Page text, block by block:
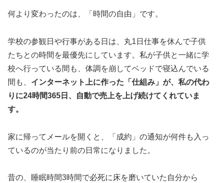
何より変わったのは、「時間の自由」です。
学校の参観日や行事がある日は、丸1日仕事を休んで子供
たちとの時間を最優先にしています。私が子供と一緒に学
校へ行っている間も、体調を崩してベッドで寝込んでいる
間も、 インターネット上に作った「仕組み」が、私の代わ
りに24時間365日、自動で売上を上げ続けてくれていま
す。
家に帰ってメールを開くと、「成約」の通知が何件も入っ
ているのが当たり前の日常になりました。
昔の、睡眠時間3時間で必死に床を磨いていた自分から